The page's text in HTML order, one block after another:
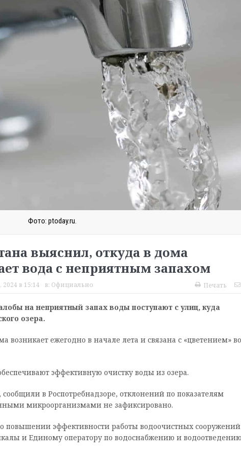
Фото: ptoday.ru.
выяснил, откуда в дома
вода с неприятным запахом
в 15:14 в: Официально Печать
на неприятный запах воды поступают с улиц, куда
озера.
возникает ежегодно в начале лета и связана с «цветением»
эффективную очистку воды из озера.
в Роспотребнадзоре, отклонений по показателям
микроорганизмами не зафиксировано.
повышении эффективности работы водоочистных
и Единому оператору по водоснабжению и